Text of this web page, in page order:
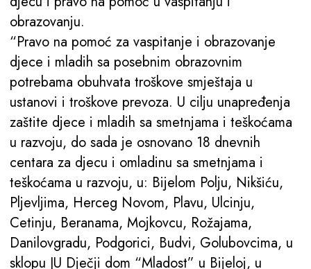
obrazovanju.
“Pravo na pomoć za vaspitanje i obrazovanje
djece i mladih sa posebnim obrazovnim
potrebama obuhvata troškove smještaja u
ustanovi i troškove prevoza. U cilju unapređenja
zaštite djece i mladih sa smetnjama i teškoćama
u razvoju, do sada je osnovano 18 dnevnih
centara za djecu i omladinu sa smetnjama i
teškoćama u razvoju, u: Bijelom Polju, Nikšiću,
Pljevljima, Herceg Novom, Plavu, Ulcinju,
Cetinju, Beranama, Mojkovcu, Rožajama,
Danilovgradu, Podgorici, Budvi, Golubovcima, u
sklopu JU Dječji dom “Mladost” u Bijeloj, u